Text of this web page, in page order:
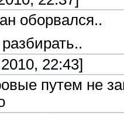
оборвался..
22:43]
путем не